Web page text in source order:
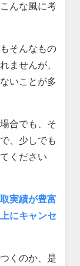
んな風に考
そんなもの
ませんが、
いことが多
合でも、そ
、少しでも
ください
実績が豊富
にキャンセ
くのか、是